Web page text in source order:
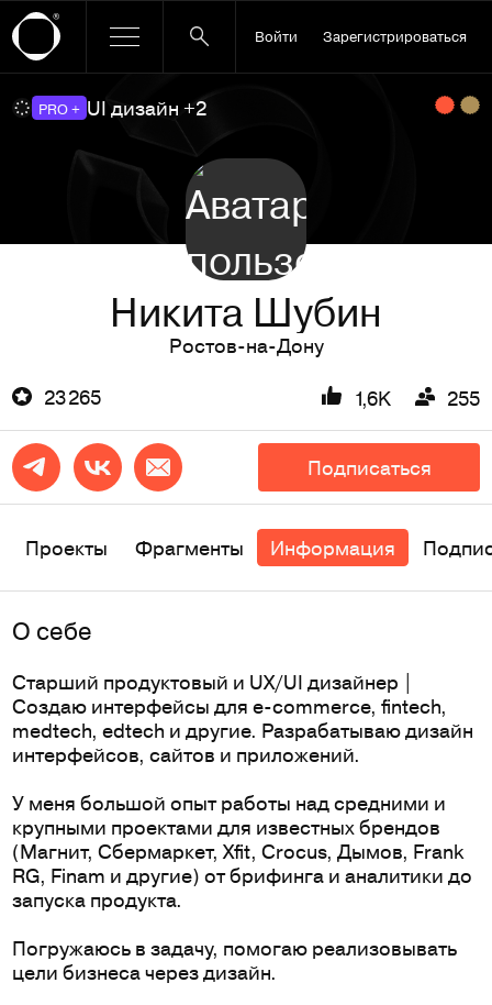
Войти Зарегистрироваться
PRO + UI дизайн +2
Никита Шубин
Ростов-на-Дону
23 265
1,6K 255
Подписаться
Проекты Фрагменты Информация
O себе
Старший продуктовый и UX/UI дизайнер |
Создаю интерфейсы для e-commerce, fintech,
medtech, edtech и другие. Разрабатываю дизайн
интерфейсов, сайтов и приложений.
У меня большой опыт работы над средними и
крупными проектами для известных брендов
(Магнит, Сбермаркет, Xfit, Crocus, Дымов, Frank
RG, Finam и другие) от брифинга и аналитики до
запуска продукта.
Погружаюсь в задачу, помогаю реализовывать
цели бизнеса через дизайн.